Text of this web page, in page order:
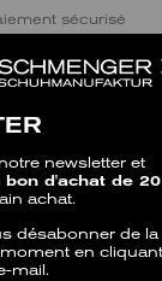
sécurisé
LOLA
SALE
newsletter et
bon d'achat de
achat.
désabonner de la
en cliquant
mail.